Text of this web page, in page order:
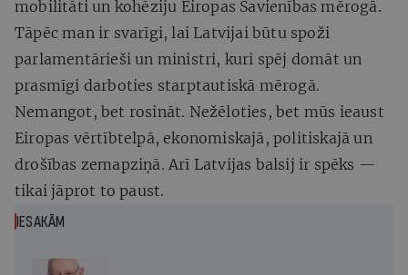
mobilitāti un kohēziju Eiropas Savienības mērogā.
Tāpēc man ir svarīgi, lai Latvijai būtu spoži
parlamentārieši un ministri, kuri spēj domāt un
prasmīgi darboties starptautiskā mērogā.
Nemangot, bet rosināt. Nežēloties, bet mūs ieaust
Eiropas vērtībtelpā, ekonomiskajā, politiskajā un
drošības zemapziņā. Arī Latvijas balsij ir spēks —
tikai jāprot to paust.
IESAKĀM